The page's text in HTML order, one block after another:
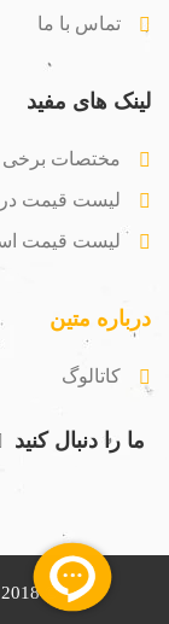
تماس با ما
لینک های مفید
مختصات برخی
لیست قیمت
لیست قیمت
درباره متین
کاتالوگ
ما را دنبال کنید
© 2018 matinfrp Designed by